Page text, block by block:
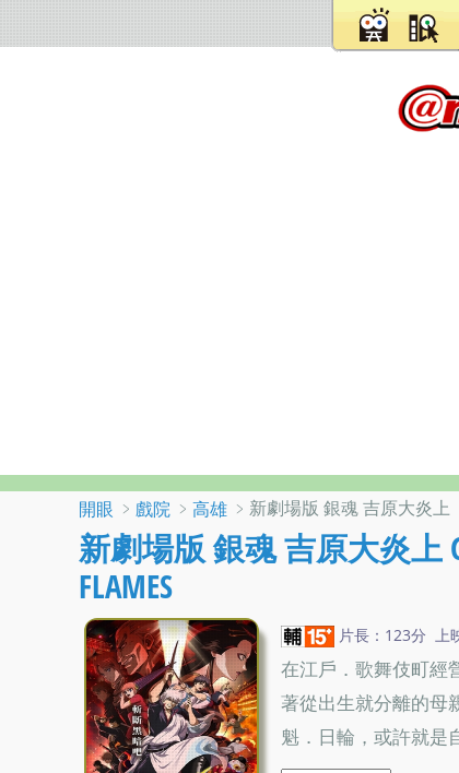
開眼 ﹥ 戲院 ﹥ 高雄 ﹥新劇場版 銀魂 吉原大炎上
新劇場版 銀魂 吉原大炎上
FLAMES
片長：123分 上
在江戶．歌舞伎町經
著從出生就分離的母
魁．日輪，或許就是